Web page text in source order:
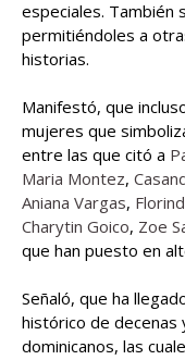
especiales. También
permitiéndoles a
historias.
Manifestó, que
mujeres que
entre las que citó a
Maria Montez,
Aniana Vargas,
Charytin Goico, Zoe
que han puesto en
Señaló, que ha
histórico de
dominicanos, las